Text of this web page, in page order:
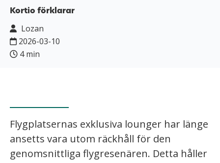
Kortio förklarar
Lozan
2026-03-10
4 min
Flygplatsernas exklusiva lounger har länge
ansetts vara utom räckhåll för den
genomsnittliga flygresenären. Detta håller